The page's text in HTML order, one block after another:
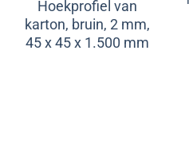
verlanglijst
Hoekprofiel van
karton, bruin, 2 mm,
45 x 45 x 1.500 mm